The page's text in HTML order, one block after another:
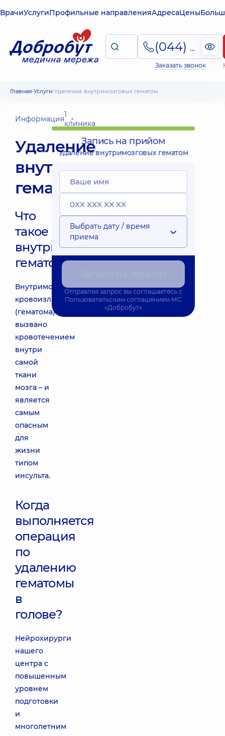
ВрачиУслугиПрофильные направленияАдресаЦены
(044) 495-2-888
Заказать звонок
Главная Услуги Удаление внутримозговых гематом
Информация1
клиника
Удаление
внутримозговых
гематом
Что
такое
внутримозговая
гематома?
Внутримозговое
кровоизлияние
(гематома)
вызвано
кровотечением
внутри
самой
ткани
мозга – и
является
самым
опасным
для
жизни
типом
инсульта.
Когда
выполняется
операция
по
удалению
гематомы
в
голове?
Нейрохирурги
нашего
центра с
повышенным
уровнем
подготовки
и
многолетним
Запись на прийом
Удаление внутримозговых гематом
Выбрать дату / время
приема
Отправляя запрос вы соглашаетесь с
Пользовательским соглашением МС
«Добробут»